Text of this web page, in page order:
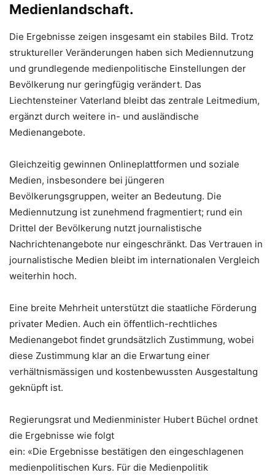
Medienlandschaft.
Die Ergebnisse zeigen insgesamt ein stabiles Bild. Trotz
struktureller Veränderungen haben sich Mediennutzung
und grundlegende medienpolitische Einstellungen der
Bevölkerung nur geringfügig verändert. Das
Liechtensteiner Vaterland bleibt das zentrale Leitmedium,
ergänzt durch weitere in- und ausländische
Medienangebote.
Gleichzeitig gewinnen Onlineplattformen und soziale
Medien, insbesondere bei jüngeren
Bevölkerungsgruppen, weiter an Bedeutung. Die
Mediennutzung ist zunehmend fragmentiert; rund ein
Drittel der Bevölkerung nutzt journalistische
Nachrichtenangebote nur eingeschränkt. Das Vertrauen in
journalistische Medien bleibt im internationalen Vergleich
weiterhin hoch.
Eine breite Mehrheit unterstützt die staatliche Förderung
privater Medien. Auch ein öffentlich-rechtliches
Medienangebot findet grundsätzlich Zustimmung, wobei
diese Zustimmung klar an die Erwartung einer
verhältnismässigen und kostenbewussten Ausgestaltung
geknüpft ist.
Regierungsrat und Medienminister Hubert Büchel ordnet
die Ergebnisse wie folgt
ein: «Die Ergebnisse bestätigen den eingeschlagenen
medienpolitischen Kurs. Für die Medienpolitik